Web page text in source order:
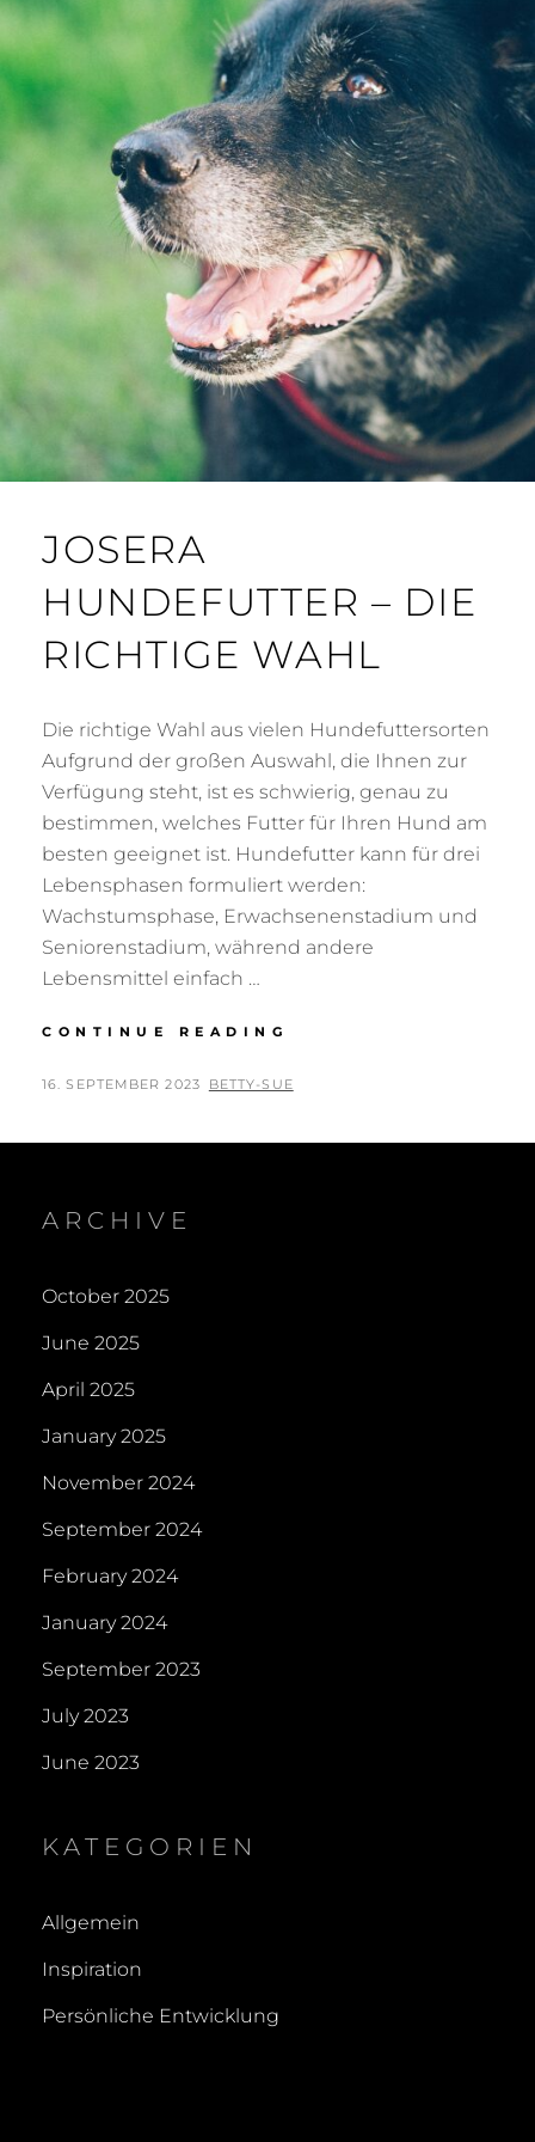
JOSERA
HUNDEFUTTER – DIE
RICHTIGE WAHL
Die richtige Wahl aus vielen Hundefuttersorten
Aufgrund der großen Auswahl, die Ihnen zur
Verfügung steht, ist es schwierig, genau zu
bestimmen, welches Futter für Ihren Hund am
besten geeignet ist. Hundefutter kann für drei
Lebensphasen formuliert werden:
Wachstumsphase, Erwachsenenstadium und
Seniorenstadium, während andere
Lebensmittel einfach …
CONTINUE READING
–
POSTED
16. SEPTEMBER 2023 BY
BETTY-SUE
ARCHIVE
October 2025
June 2025
April 2025
January 2025
November 2024
September 2024
February 2024
January 2024
September 2023
July 2023
June 2023
KATEGORIEN
Allgemein
Inspiration
Persönliche Entwicklung